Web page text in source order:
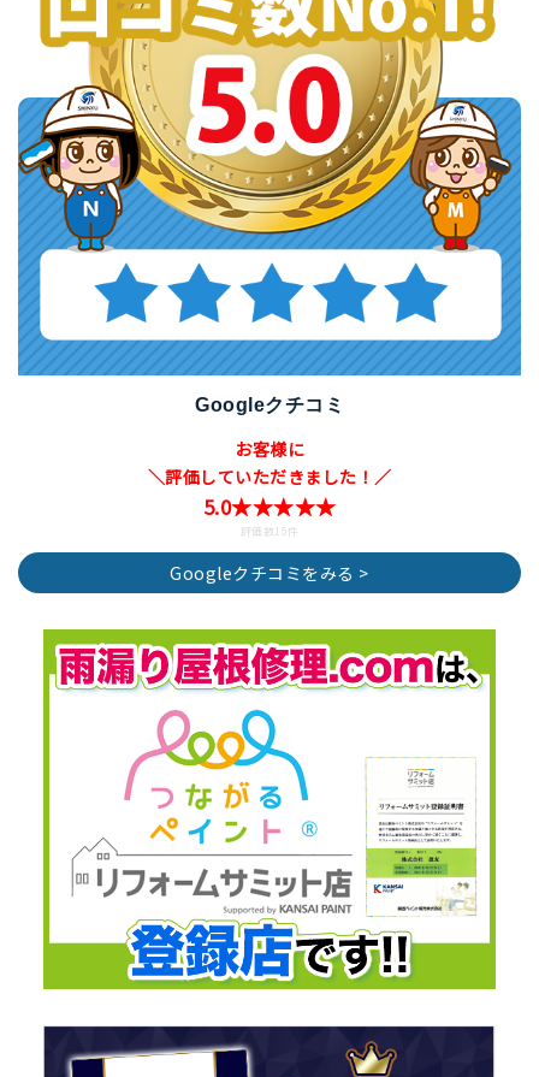
Googleクチコミ
お客様に
＼評価していただきました！／
5.0★★★★★
評価数15件
Googleクチコミをみる >